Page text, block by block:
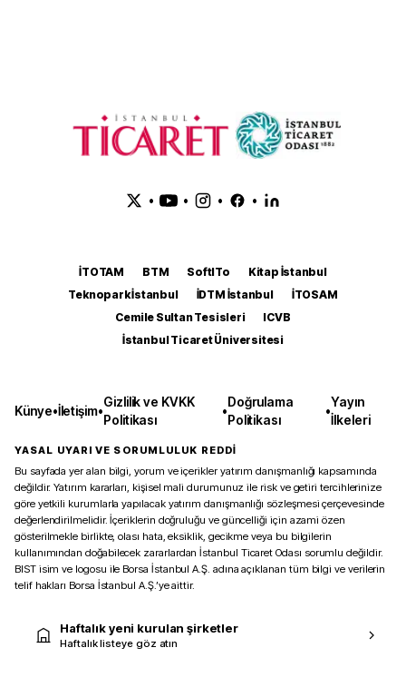
• • • •
İTOTAM BTM SoftITo
Kitap İstanbul
Teknopark İstanbul
İDTM İstanbul
İTOSAM
Cemile Sultan Tesisleri
ICVB
İstanbul Ticaret Üniversitesi
Künye•İletişim•
Gizlilik ve KVKK
Politikası
•
Doğrulama
Politikası
•
Yayın
İlkeleri
YASAL UYARI VE SORUMLULUK REDDİ
Bu sayfada yer alan bilgi, yorum ve içerikler yatırım danışmanlığı kapsamında
değildir. Yatırım kararları, kişisel mali durumunuz ile risk ve getiri tercihlerinize
göre yetkili kurumlarla yapılacak yatırım danışmanlığı sözleşmesi çerçevesinde
değerlendirilmelidir. İçeriklerin doğruluğu ve güncelliği için azami özen
gösterilmekle birlikte, olası hata, eksiklik, gecikme veya bu bilgilerin
kullanımından doğabilecek zararlardan İstanbul Ticaret Odası sorumlu değildir.
BIST isim ve logosu ile Borsa İstanbul A.Ş. adına açıklanan tüm bilgi ve verilerin
telif hakları Borsa İstanbul A.Ş.’ye aittir.
Haftalık yeni kurulan şirketler
Haftalık listeye göz atın